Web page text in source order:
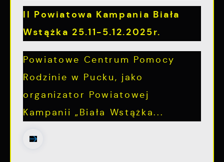
II Powiatowa Kampania Biała
Wstążka 25.11-5.12.2025r.
Powiatowe Centrum Pomocy
Rodzinie w Pucku, jako
organizator Powiatowej
Kampanii „Biała Wstążka...